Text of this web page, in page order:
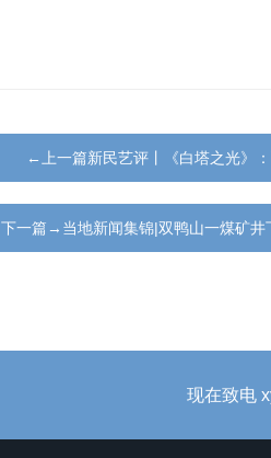
←上一篇新民艺评丨《白塔之光》
下一篇→当地新闻集锦|双鸭山一煤矿井
现在致电